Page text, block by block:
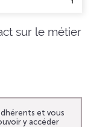
sur le métier
et vous
y accéder